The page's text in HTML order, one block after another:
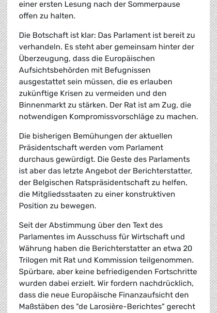
einer ersten Lesung nach der Sommerpause
offen zu halten.
Die Botschaft ist klar: Das Parlament ist bereit zu
verhandeln. Es steht aber gemeinsam hinter der
Überzeugung, dass die Europäischen
Aufsichtsbehörden mit Befugnissen
ausgestattet sein müssen, die es erlauben
zukünftige Krisen zu vermeiden und den
Binnenmarkt zu stärken. Der Rat ist am Zug, die
notwendigen Kompromissvorschläge zu machen.
Die bisherigen Bemühungen der aktuellen
Präsidentschaft werden vom Parlament
durchaus gewürdigt. Die Geste des Parlaments
ist aber das letzte Angebot der Berichterstatter,
der Belgischen Ratspräsidentschaft zu helfen,
die Mitgliedsstaaten zu einer konstruktiven
Position zu bewegen.
Seit der Abstimmung über den Text des
Parlamentes im Ausschuss für Wirtschaft und
Währung haben die Berichterstatter an etwa 20
Trilogen mit Rat und Kommission teilgenommen.
Spürbare, aber keine befriedigenden Fortschritte
wurden dabei erzielt. Wir fordern nachdrücklich,
dass die neue Europäische Finanzaufsicht den
Maßstäben des "de Larosière-Berichtes" gerecht